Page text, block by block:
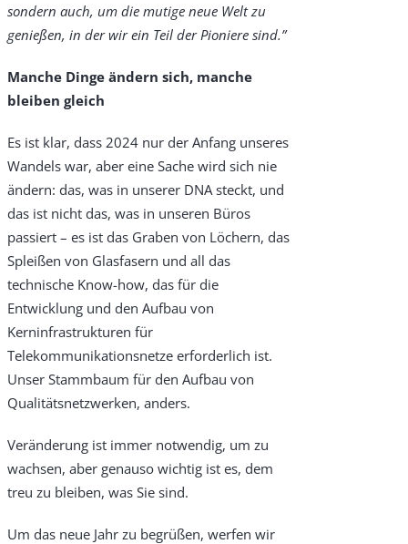
sondern auch, um die mutige neue Welt zu
genießen, in der wir ein Teil der Pioniere sind.”
Manche Dinge ändern sich, manche
bleiben gleich
Es ist klar, dass 2024 nur der Anfang unseres
Wandels war, aber eine Sache wird sich nie
ändern: das, was in unserer DNA steckt, und
das ist nicht das, was in unseren Büros
passiert – es ist das Graben von Löchern, das
Spleißen von Glasfasern und all das
technische Know-how, das für die
Entwicklung und den Aufbau von
Kerninfrastrukturen für
Telekommunikationsnetze erforderlich ist.
Unser Stammbaum für den Aufbau von
Qualitätsnetzwerken, anders.
Veränderung ist immer notwendig, um zu
wachsen, aber genauso wichtig ist es, dem
treu zu bleiben, was Sie sind.
Um das neue Jahr zu begrüßen, werfen wir